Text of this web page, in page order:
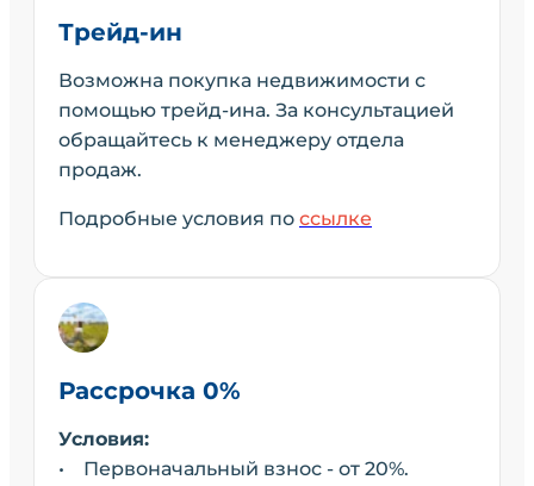
Трейд-ин
Возможна покупка недвижимости с
помощью трейд-ина. За консультацией
обращайтесь к менеджеру отдела
продаж.
Подробные условия по ссылке
Рассрочка 0%
Условия:
• Первоначальный взнос - от 20%.